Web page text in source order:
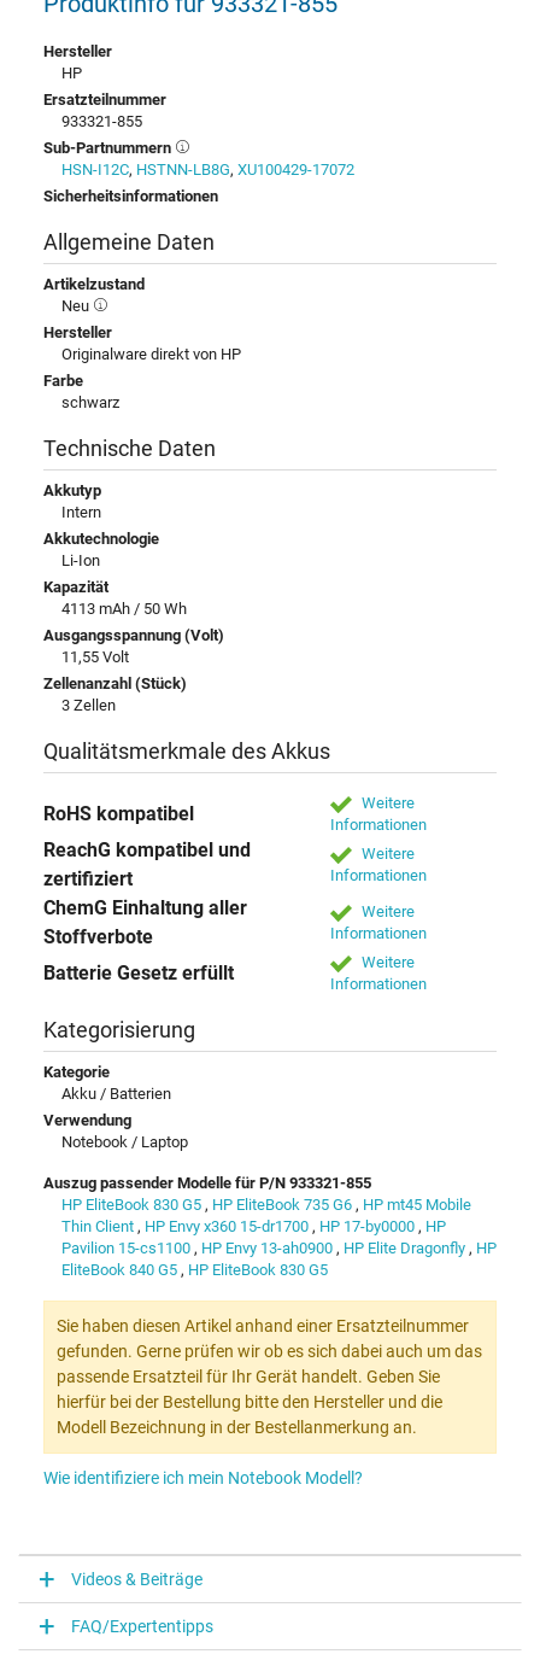
Hersteller
HP
Ersatzteilnummer
933321-855
Sub-Partnummern
HSN-I12C, HSTNN-LB8G, XU100429-17072
Sicherheitsinformationen
Allgemeine Daten
Artikelzustand
Neu
Hersteller
Originalware direkt von HP
Farbe
schwarz
Technische Daten
Akkutyp
Intern
Akkutechnologie
Li-Ion
Kapazität
4113 mAh / 50 Wh
Ausgangsspannung (Volt)
11,55 Volt
Zellenanzahl (Stück)
3 Zellen
Qualitätsmerkmale des Akkus
RoHS kompatibel
Weitere
Informationen
ReachG kompatibel und
zertifiziert
Weitere
Informationen
ChemG Einhaltung aller
Stoffverbote
Weitere
Informationen
Batterie Gesetz erfüllt
Weitere
Informationen
Kategorisierung
Kategorie
Akku / Batterien
Verwendung
Notebook / Laptop
Auszug passender Modelle für P/N 933321-855
HP EliteBook 830 G5 , HP EliteBook 735 G6 , HP mt45 Mobile
Thin Client , HP Envy x360 15-dr1700 , HP 17-by0000 , HP
Pavilion 15-cs1100 , HP Envy 13-ah0900 , HP Elite Dragonfly , HP
EliteBook 840 G5 , HP EliteBook 830 G5
Sie haben diesen Artikel anhand einer Ersatzteilnummer
gefunden. Gerne prüfen wir ob es sich dabei auch um das
passende Ersatzteil für Ihr Gerät handelt. Geben Sie
hierfür bei der Bestellung bitte den Hersteller und die
Modell Bezeichnung in der Bestellanmerkung an.
Wie identifiziere ich mein Notebook Modell?
Videos & Beiträge
FAQ/Expertentipps